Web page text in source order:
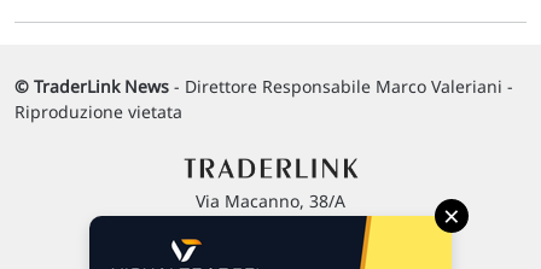
© TraderLink News - Direttore Responsabile Marco Valeriani -
Riproduzione vietata
Via Macanno, 38/A
P.IVA 02 452 460 401
×